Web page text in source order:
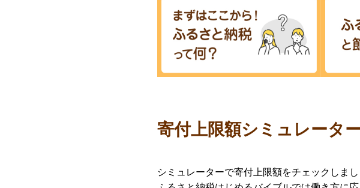
寄付上限額シミュレータ
シミュレーターで寄付上限額をチェックしまし